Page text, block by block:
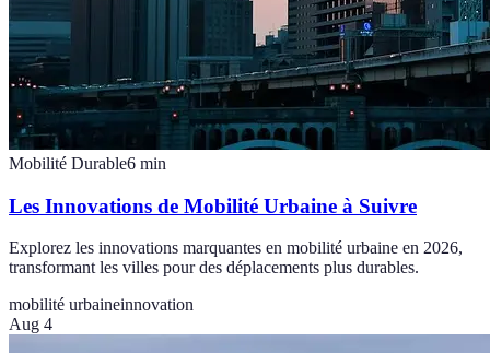
Mobilité Durable6 min
Les Innovations de Mobilité Urbaine à Suivre
Explorez les innovations marquantes en mobilité urbaine en 2026,
transformant les villes pour des déplacements plus durables.
mobilité urbaineinnovation
Aug 4